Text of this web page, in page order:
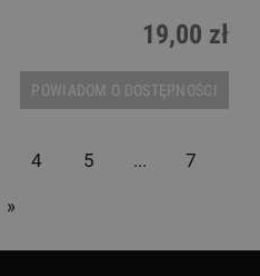
19,00 zł
POWIADOM O DOSTĘPNOŚCI
4 5 ... 7
»